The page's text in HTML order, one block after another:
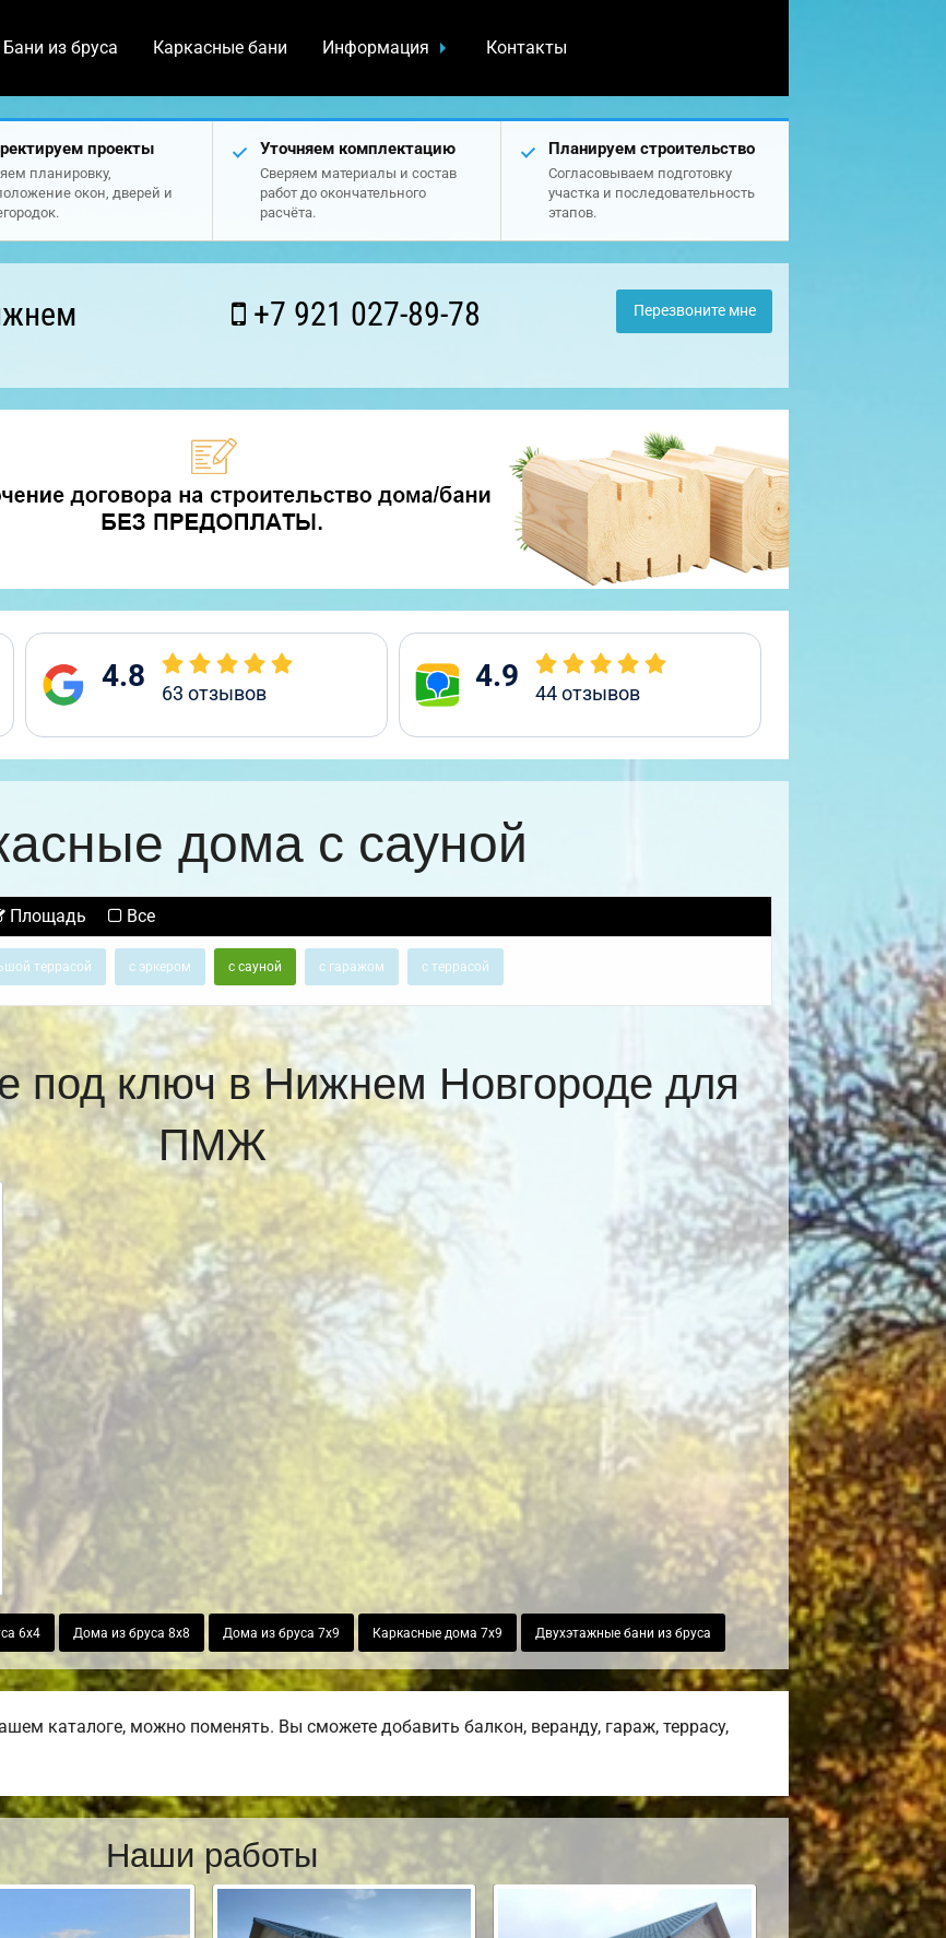
Бани из бруса Каркасные бани Информация Контакты
проекты
планировку,
окон, дверей и
Уточняем комплектацию
Сверяем материалы и состав
работ до окончательного
расчёта.
Планируем строительство
Согласовываем подготовку
участка и последовательность
этапов.
+7 921 027-89-78 Перезвоните мне
4.8 63 отзывов 4.9 44отзывов
дома с сауной
Площадь Все
террасой с эркером с сауной с гаражом с террасой
под ключ в Нижнем Новгороде для
ПМЖ
6х4 Дома из бруса 8х8 Дома из бруса 7х9 Каркасные дома 7х9 Двухэтажные бани из бруса
каталоге, можно поменять. Вы сможете добавить балкон, веранду, гараж, террасу,
Наши работы